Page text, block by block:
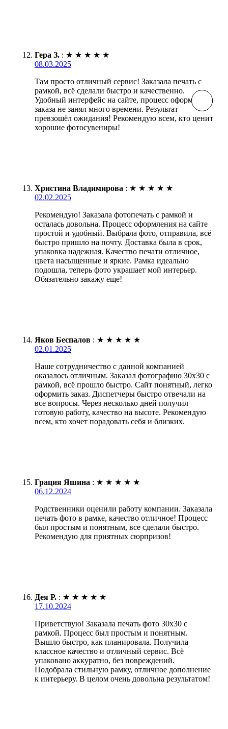
Гера З. : ★ ★ ★ ★ ★
08.03.2025
Там просто отличный сервис! Заказала печать с
рамкой, всё сделали быстро и качественно.
Удобный интерфейс на сайте, процесс оформления
заказа не занял много времени. Результат
превзошёл ожидания! Рекомендую всем, кто ценит
хорошие фотосувениры!
Христина Владимирова : ★ ★ ★ ★ ★
02.02.2025
Рекомендую! Заказала фотопечать с рамкой и
осталась довольна. Процесс оформления на сайте
простой и удобный. Выбрала фото, отправила, всё
быстро пришло на почту. Доставка была в срок,
упаковка надежная. Качество печати отличное,
цвета насыщенные и яркие. Рамка идеально
подошла, теперь фото украшает мой интерьер.
Обязательно закажу еще!
Яков Беспалов : ★ ★ ★ ★ ★
02.01.2025
Наше сотрудничество с данной компанией
оказалось отличным. Заказал фотографию 30х30 с
рамкой, всё прошло быстро. Сайт понятный, легко
оформить заказ. Диспетчеры быстро отвечали на
все вопросы. Через несколько дней получил
готовую работу, качество на высоте. Рекомендую
всем, кто хочет порадовать себя и близких.
Грация Яшина : ★ ★ ★ ★ ★
06.12.2024
Родственники оценили работу компании. Заказала
печать фото в рамке, качество отличное! Процесс
был простым и понятным, все сделали быстро.
Рекомендую для приятных сюрпризов!
Дея Р. : ★ ★ ★ ★ ★
17.10.2024
Приветствую! Заказала печать фото 30х30 с
рамкой. Процесс был простым и понятным.
Вышло быстро, как планировала. Получила
классное качество и отличный сервис. Всё
упаковано аккуратно, без повреждений.
Подобрала стильную рамку, отличное дополнение
к интерьеру. В целом очень довольна результатом!